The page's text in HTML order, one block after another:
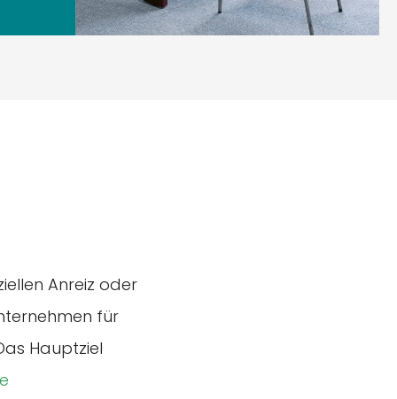
Anreiz oder
für
Hauptziel